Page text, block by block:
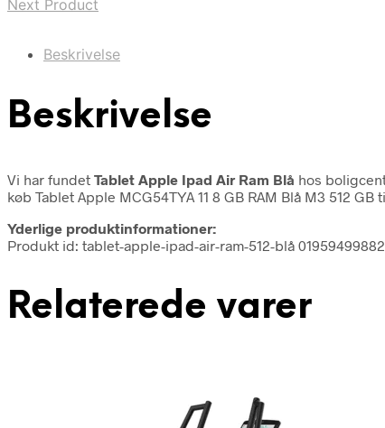
Next Product
Beskrivelse
Beskrivelse
Vi har fundet Tablet Apple Ipad Air Ram Blå hos
køb Tablet Apple MCG54TYA 11 8 GB RAM Blå M3 512
Yderlige produktinformationer:
Produkt id: tablet-apple-ipad-air-ram-512-blå
Relaterede varer